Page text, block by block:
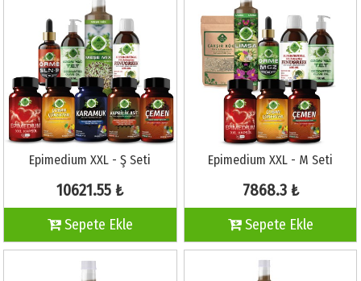
Epimedium XXL - Ş Seti
10621.55 ₺
Sepete Ekle
Epimedium XXL - M Seti
7868.3 ₺
Sepete Ekle